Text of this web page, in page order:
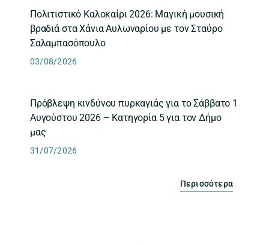
Πολιτιστικό Καλοκαίρι 2026: Μαγική μουσική
βραδιά στα Χάνια Αυλωναρίου με τον Σταύρο
Σαλαμπασόπουλο
03/08/2026
Πρόβλεψη κινδύνου πυρκαγιάς για το Σάββατο 1
Αυγούστου 2026 – Κατηγορία 5 για τον Δήμο
μας
31/07/2026
Περισσότερα